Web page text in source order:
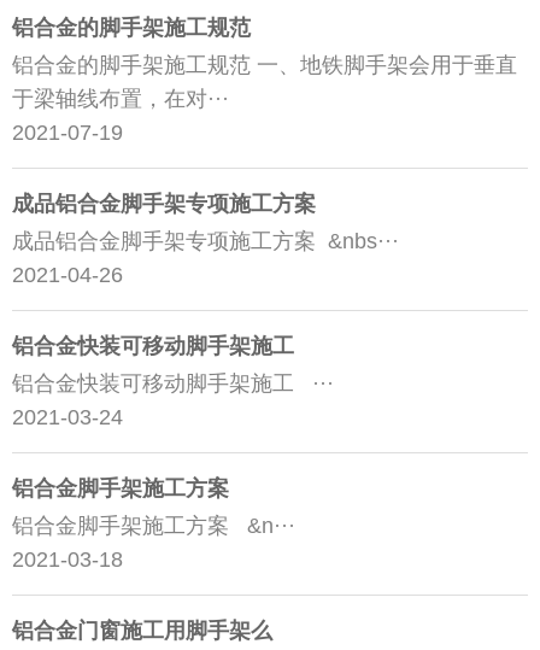
铝合金的脚手架施工规范
铝合金的脚手架施工规范 一、地铁脚手架会用于垂直
于梁轴线布置，在对···
2021-07-19
成品铝合金脚手架专项施工方案
成品铝合金脚手架专项施工方案 &nbs···
2021-04-26
铝合金快装可移动脚手架施工
铝合金快装可移动脚手架施工 ···
2021-03-24
铝合金脚手架施工方案
铝合金脚手架施工方案 &n···
2021-03-18
铝合金门窗施工用脚手架么